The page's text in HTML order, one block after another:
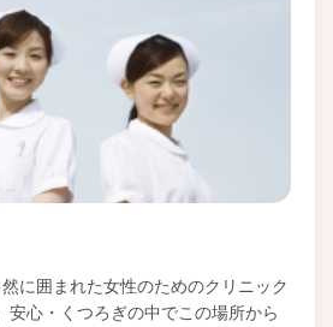
に囲まれた女性のためのクリニック
安心・くつろぎの中でこの場所から